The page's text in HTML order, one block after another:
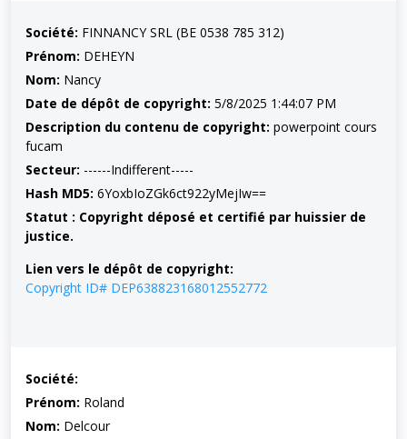
Société: FINNANCY SRL (BE 0538 785 312)
Prénom: DEHEYN
Nom: Nancy
Date de dépôt de copyright: 5/8/2025 1:44:07 PM
Description du contenu de copyright: powerpoint cours
fucam
Secteur: ------Indifferent-----
Hash MD5: 6YoxbIoZGk6ct922yMejIw==
Statut : Copyright déposé et certifié par huissier de
justice.
Lien vers le dépôt de copyright:
Copyright ID# DEP638823168012552772
Société:
Prénom: Roland
Nom: Delcour